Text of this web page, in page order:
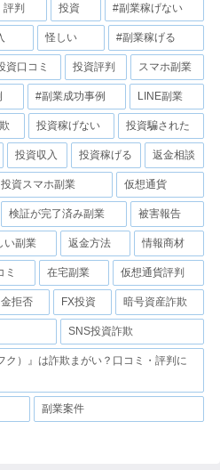
評判 投資 #副業稼げない
怪しい #副業稼げる
資口コミ 投資評判 スマホ副業
#副業成功事例 LINE副業
投資稼げない 投資騙された
投資収入 投資稼げる 返金相談
投資スマホ副業 仮想通貨
検証が完了済み副業 被害報告
い副業 返金方法 情報商材
ミ 在宅副業 仮想通貨評判
拒否 FX投資 暗号資産詐欺
SNS投資詐欺
ク）』は詐欺まがい？口コミ・評判に
副業案件